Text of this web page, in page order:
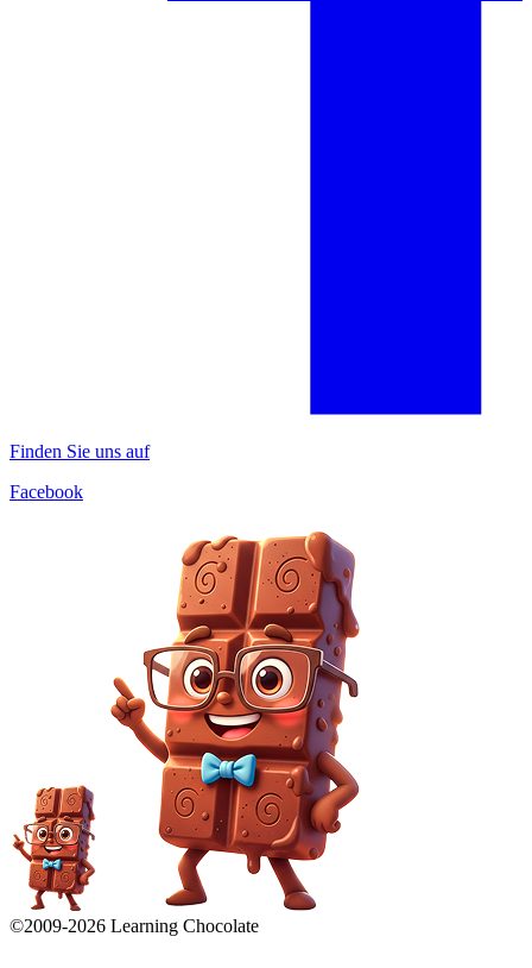
Finden Sie uns auf
Facebook
©2009-2026 Learning Chocolate